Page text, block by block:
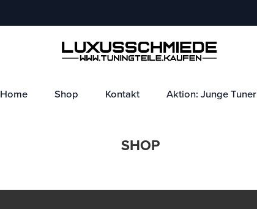
Home Shop Kontakt Aktion: Junge Tuner
SHOP